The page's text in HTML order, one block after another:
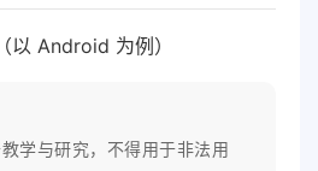
以 Android 为例）
学与研究，不得用于非法用